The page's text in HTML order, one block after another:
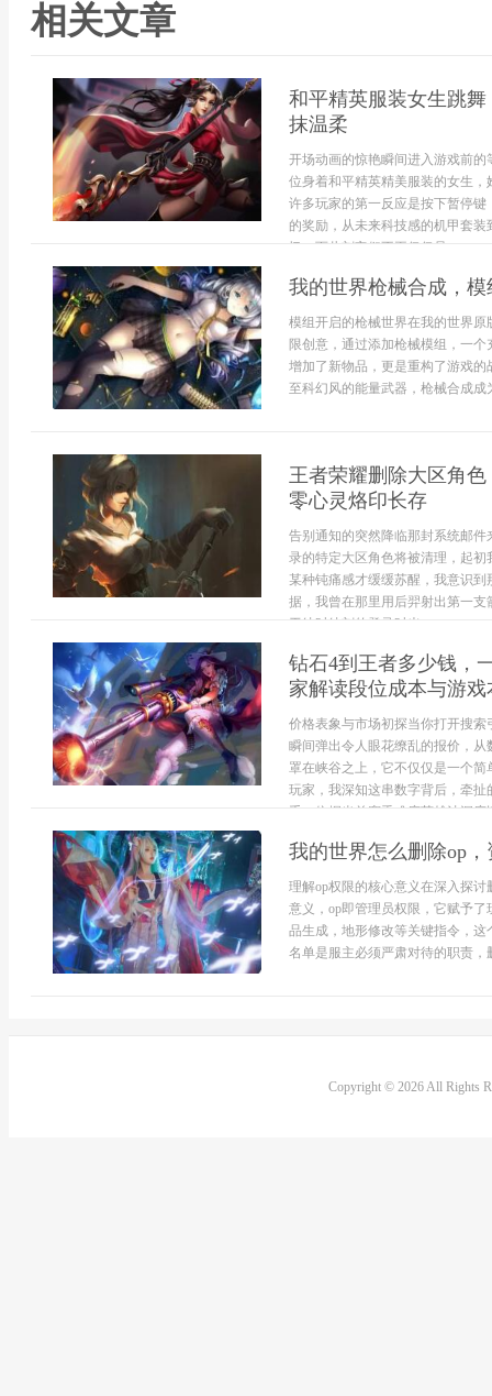
相关文章
和平精英服装女生跳
抹温柔
开场动画的惊艳瞬间进入游戏前
位身着和平精英精美服装的女生
许多玩家的第一反应是按下暂停
的奖励，从未来科技感的机甲套
忆，而此刻它们不再仅仅是...
我的世界枪械合成，
模组开启的枪械世界在我的世界
限创意，通过添加枪械模组，一
增加了新物品，更是重构了游戏
至科幻风的能量武器，枪械合成
王者荣耀删除大区角
零心灵烙印长存
告别通知的突然降临那封系统邮
录的特定大区角色将被清理，起
某种钝痛感才缓缓苏醒，我意识
据，我曾在那里用后羿射出第一
于彼时彼刻的登录时光...
钻石4到王者多少钱，
家解读段位成本与游戏
价格表象与市场初探当你打开搜
瞬间弹出令人眼花缭乱的报价，
罩在峡谷之上，它不仅仅是一个
玩家，我深知这串数字背后，牵
手，依据当前赛季难度英雄池深度
我的世界怎么删除op
理解op权限的核心意义在深入探
意义，op即管理员权限，它赋予
品生成，地形修改等关键指令，
名单是服主必须严肃对待的职责
Copyright © 2026 All Rights